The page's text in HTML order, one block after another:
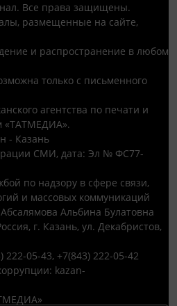
Все права защищены.
размещенные на сайте,
и распространение в любом
только с письменного
агентства по печати и
«ТАТМЕДИА».
- Казань
СМИ, дата: Эл № ФС77-
по надзору в сфере связи,
и массовых коммуникаций
Альбина Булатовна
г. Казань, ул. Декабристов,
05-43, +7(843) 222-05-42
kazan-